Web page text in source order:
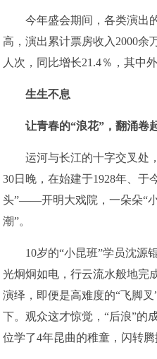
今年盛会期间，各类演出
高，演出累计票房收入2000余
人次，同比增长21.4％，其中
生生不息
让青春的“浪花”，翻涌卷
运河与长江的十字交叉处，
30日晚，在始建于1928年、于
头”——开明大戏院，一朵朵“
潮”。
10岁的“小昆班”学员沈源锟
光炯炯如电，行云流水般地完
演绎，即便是高难度的“飞脚
下。观众这才惊觉，“后浪”的
位学了4年昆曲的稚童，闪转腾